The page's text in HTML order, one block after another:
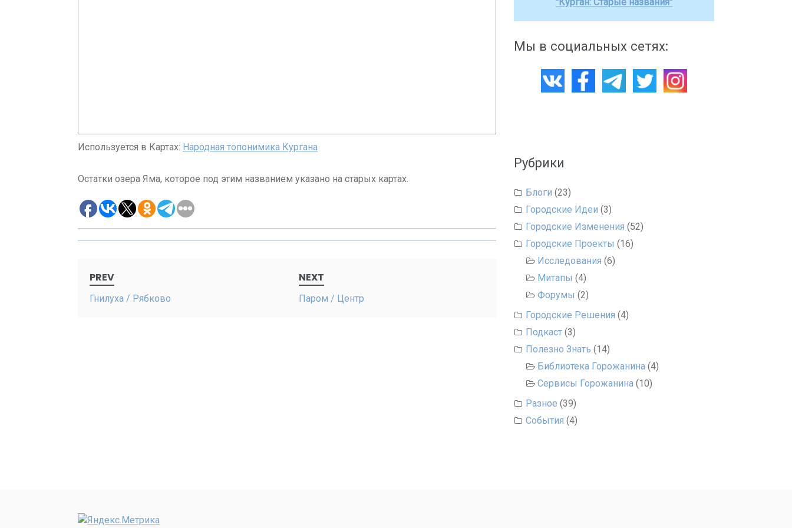
Используется в Картах: Народная топонимика Кургана
Остатки озера Яма, которое под этим названием указано на старых картах.
navigation
PREV
Гнилуха / Рябково
NEXT
Паром / Центр
Мы в социальных сетях:
Рубрики
Блоги (23)
Городские Идеи (3)
Городские Изменения (52)
Городские Проекты (16)
Исследования (6)
Митапы (4)
Форумы (2)
Городские Решения (4)
Подкаст (3)
Полезно Знать (14)
Библиотека Горожанина (4)
Сервисы Горожанина (10)
Разное (39)
События (4)